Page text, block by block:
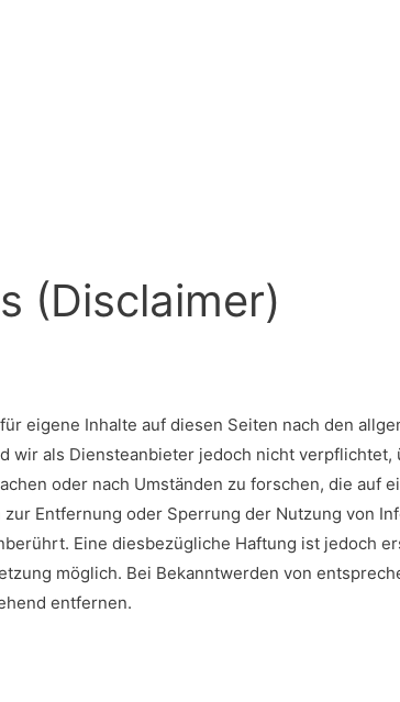
(Disclaimer)
eigene Inhalte auf diesen Seiten nach den
wir als Diensteanbieter jedoch nicht
oder nach Umständen zu forschen, die auf
Entfernung oder Sperrung der Nutzung von
Eine diesbezügliche Haftung ist jedoch
möglich. Bei Bekanntwerden von
entfernen.